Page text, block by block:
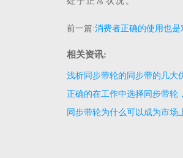
前一篇:消费者正确的使用也
相关资讯:
浅析同步带轮的同步带的几大
正确的在工作中选择同步带轮
同步带轮为什么可以成为市场